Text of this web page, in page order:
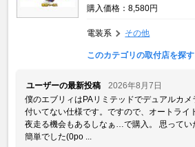
購入価格：8,580円
電装系 その他
このカテゴリの取付店を探す
ユーザーの最新投稿
2026年8月7日
僕のエブリィはPAリミテッドでデュアルカメ
付いてない仕様です。ですので、オートライ
夜走る機会もあるしなぁ…で購入。 思ってい
簡単でした(0po ...